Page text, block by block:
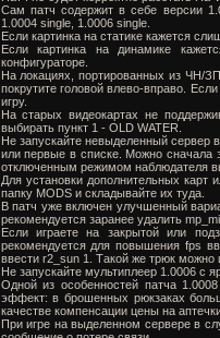
Сам патч содержит в себе версии
1.0004 single, 1.0006 single.
Если картинка на статике кажется
Если картинка на динамике
конфигураторе.
На локациях, портированных из ЧН/
покрутите головой влево-вправо.
игру.
На старых видеокартах не
выбирать пункт 1 - OLD WATER.
Не запускайте невыделенный сервер
или первые в списке. Можно сначала
отключенным режимом наблюдателя
Для установки дополнительных карт
папку MODS и складывайте их туда.
В патч уже включен улучшенный
рекомендуется заранее удалить
Если играете на закрытой или
рекомендуется для повышения fps
ввести r2_sun 1. Такой же трюк
Не запускайте мультиплеер 1.0006 с
Одной из особенностей патча
эффект: в брошенных рюкзаках
качестве компенсации цены на
При игре на выделенном сервере в